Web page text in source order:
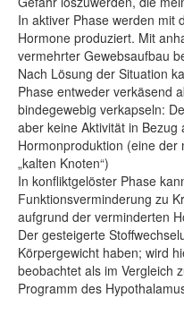
In aktiver Phase werden mit
Hormone produziert. Mit
vermehrter Gewebsaufbau
Nach Lösung der Situation
Phase entweder verkäsend
bindegewebig verkapseln:
aber keine Aktivität in Bezug
Hormonproduktion (eine
„kalten Knoten“)
In konfliktgelöster Phase
Funktionsverminderung zu
aufgrund der verminderten
Der gesteigerte
Körpergewicht haben; wird
beobachtet als im Vergleich
Programm des